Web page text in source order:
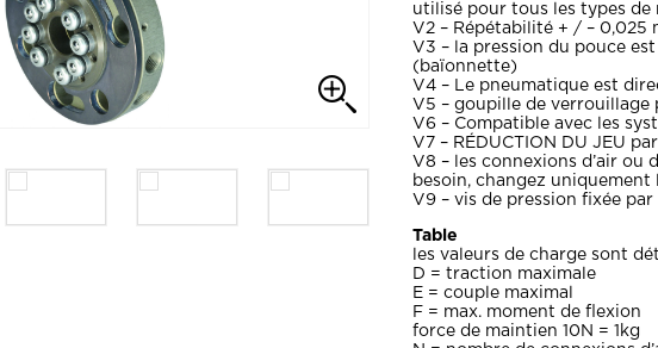
utilisé pour tous les types de
V2 – Répétabilité + / – 0,025
V3 – la pression du pouce
(baïonnette)
V4 – Le pneumatique est
V5 – goupille de
V6 – Compatible avec les
V7 – RÉDUCTION DU JEU
V8 – les connexions d’air ou
besoin, changez uniquement
V9 – vis de pression fixée par
Table
les valeurs de charge sont
D = traction maximale
E = couple maximal
F = max. moment de flexion
force de maintien 10N = 1kg